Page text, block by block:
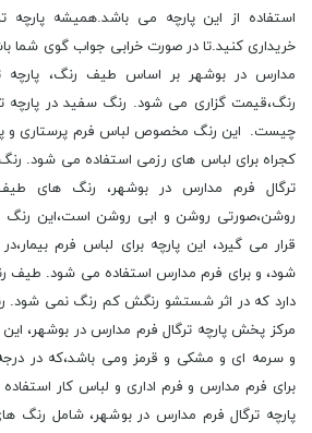
استفاده از این پارچه می باشد.همیشه پارچه
خریداری کنید.تا در صورت خرابی جواب گوی شما
مدارس در بوشهر بر اساس طیف رنگ،
رنگ،قیمت گزاری می شود. رنگ سفید در پارچه
چیست. این رنگ مخصوص لباس فرم پرستاری و
کجراه برای لباس های رزمی استفاده می شود.
ترگال فرم مدارس در بوشهر، رنگ های
روشن،صورتی روشن و ابی روشن است،این رنگ
قرار می گیرد، این پارچه برای لباس فرم
شود، و برای فرم مدارس استفاده می شود. طیف
دارد که در اثر شستشو رنگش کم رنگ نمی شود.
مرکز پخش پارچه ترگال فرم مدارس در بوشهر،
و سرمه ای و مشکی و قرمز ومی باشد،که در
برای فرم مدارس و فرم اداری و لباس کار
پارچه ترگال فرم مدارس در بوشهر، شامل رنگ